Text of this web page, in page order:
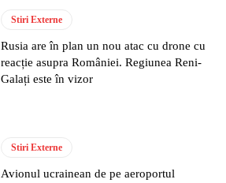
Stiri Externe
Rusia are în plan un nou atac cu drone cu
reacție asupra României. Regiunea Reni-
Galați este în vizor
Stiri Externe
Avionul ucrainean de pe aeroportul